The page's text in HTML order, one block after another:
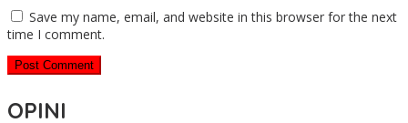
Save my name, email, and website in this browser for the next
time I comment.
OPINI